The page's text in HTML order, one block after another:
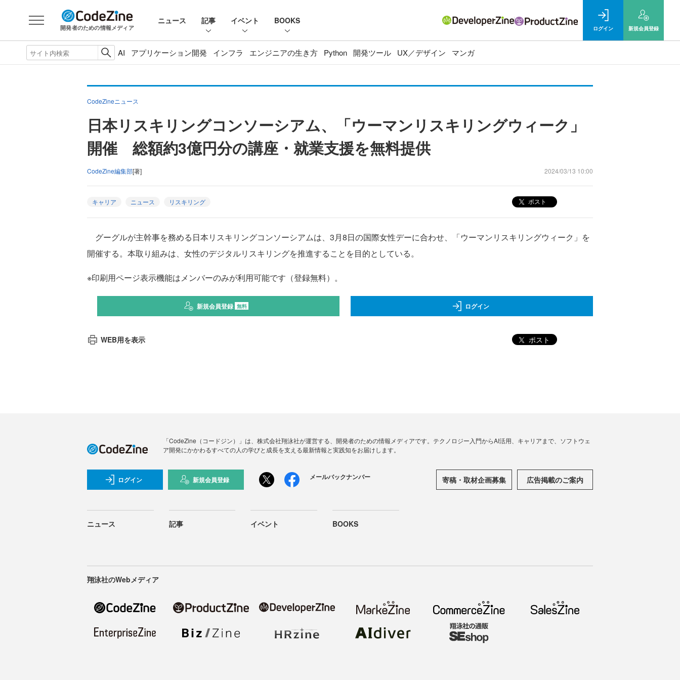
開発者のための情報メディア
ニュース 記事 イベント BOOKS
ログイン 新規会員登録
AI アプリケーション開発 インフラ エンジニアの生き方 Python 開発ツール UX／デザイン マンガ
CodeZineニュース
日本リスキリングコンソーシアム、「ウーマンリスキリングウィーク」
開催 総額約3億円分の講座・就業支援を無料提供
CodeZine編集部[著] 2024/03/13 10:00
キャリア ニュース リスキリング ポスト
グーグルが主幹事を務める日本リスキリングコンソーシアムは、3月8日の国際女性デーに合わせ、「ウーマンリスキリングウィーク」を
開催する。本取り組みは、女性のデジタルリスキリングを推進することを目的としている。
※印刷用ページ表示機能はメンバーのみが利用可能です（登録無料）。
新規会員登録 無料 ログイン
WEB用を表示 ポスト
「CodeZine（コードジン）」は、株式会社翔泳社が運営する、開発者のための情報メディアです。テクノロジー入門からAI活用、キャリアまで、ソフトウェ
ア開発にかかわるすべての人の学びと成長を支える最新情報と実践知をお届けします。
ログイン 新規会員登録 メールバックナンバー 寄稿・取材企画募集 広告掲載のご案内
ニュース 記事 イベント BOOKS
翔泳社のWebメディア